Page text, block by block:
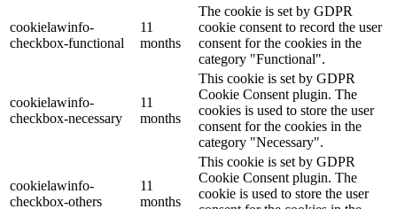
cookielawinfo-
checkbox-functional
11
months
The cookie is set by GDPR
cookie consent to record the user
consent for the cookies in the
category "Functional".
cookielawinfo-
checkbox-necessary
11
months
This cookie is set by GDPR
Cookie Consent plugin. The
cookies is used to store the user
consent for the cookies in the
category "Necessary".
cookielawinfo-
checkbox-others
11
months
This cookie is set by GDPR
Cookie Consent plugin. The
cookie is used to store the user